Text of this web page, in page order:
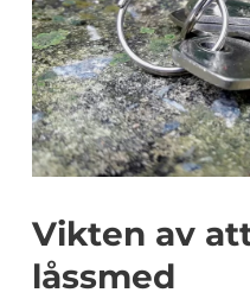
Vikten av
låssmed